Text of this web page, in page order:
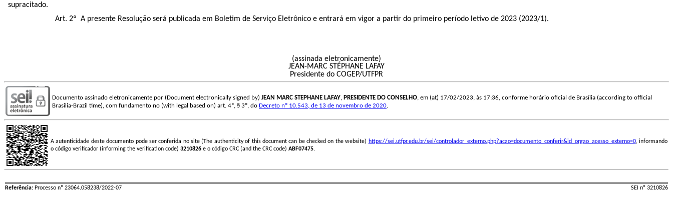
supracitado.
Art. 2º A presente Resolução será publicada em Boletim de Serviço Eletrônico e entrará em vigor a partir do primeiro período letivo de 2023 (2023/1).
(assinada eletronicamente)
JEAN-MARC STÉPHANE LAFAY
Presidente do COGEP/UTFPR
Documento assinado eletronicamente por (Document electronically signed by) JEAN MARC STEPHANE LAFAY, PRESIDENTE DO CONSELHO, em (at) 17/02/2023, às 17:36, conforme horário oficial de Brasília (according to official
Brasilia-Brazil time), com fundamento no (with legal based on) art. 4º, § 3º, do Decreto nº 10.543, de 13 de novembro de 2020.
A autenticidade deste documento pode ser conferida no site (The authenticity of this document can be checked on the website) https://sei.utfpr.edu.br/sei/controlador_externo.php?acao=documento_conferir&id_orgao_acesso_externo=0, informando
o código verificador (informing the verification code) 3210826 e o código CRC (and the CRC code) ABF07475.
Referência: Processo nº 23064.058238/2022-07 SEI nº 3210826